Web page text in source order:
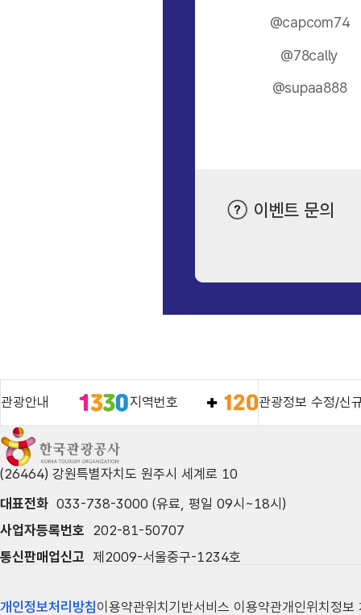
@capcom74
@78cally
@supaa888
이벤트 문의
관광안내 지역번호 관광정보 수정/신
(26464) 강원특별자치도 원주시 세계로 10
대표전화 033-738-3000 (유료, 평일 09시~18시)
사업자등록번호 202-81-50707
통신판매업신고 제2009-서울중구-1234호
개인정보처리방침이용약관위치기반서비스 이용약관개인위치정보